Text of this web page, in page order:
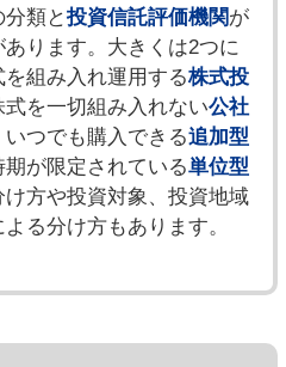
類と投資信託評価機関が
ります。大きくは2つに
組み入れ運用する株式投
を一切組み入れない公社
つでも購入できる追加型
期が限定されている単位型
け方や投資対象、投資地域
る分け方もあります。